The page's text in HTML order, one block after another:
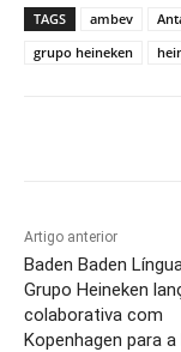
TAGS ambev
grupo heineken
Artigo anterior
Baden Baden
Grupo Heineken
colaborativa com
Kopenhagen para